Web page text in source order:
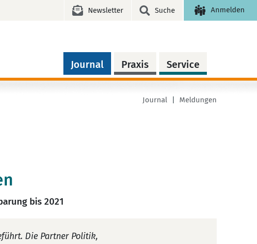
Newsletter Suche Anmelden
Journal Praxis Service
Journal Meldungen
bis 2021
Die Partner Politik,